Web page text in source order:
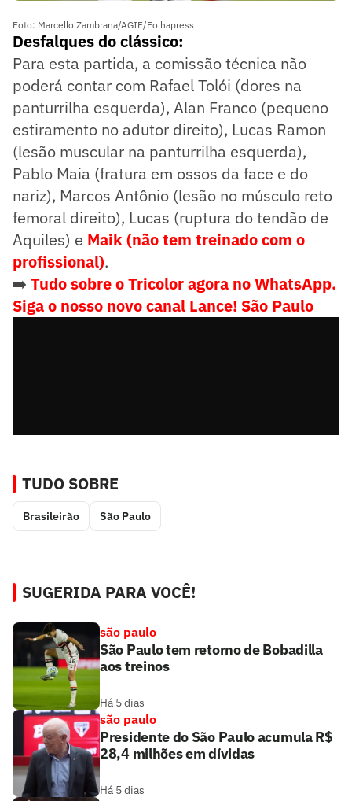
Foto: Marcello Zambrana/AGIF/Folhapress
Desfalques do clássico:
Para esta partida, a comissão técnica não
poderá contar com Rafael Tolói (dores na
panturrilha esquerda), Alan Franco (pequeno
estiramento no adutor direito), Lucas Ramon
(lesão muscular na panturrilha esquerda),
Pablo Maia (fratura em ossos da face e do
nariz), Marcos Antônio (lesão no músculo reto
femoral direito), Lucas (ruptura do tendão de
Aquiles) e Maik (não tem treinado com o
profissional).
➡️ Tudo sobre o Tricolor agora no WhatsApp.
Siga o nosso novo canal Lance! São Paulo
TUDO SOBRE
Brasileirão São Paulo
SUGERIDA PARA VOCÊ!
são paulo
São Paulo tem retorno de Bobadilla
aos treinos
Há 5 dias
são paulo
Presidente do São Paulo acumula R$
28,4 milhões em dívidas
Há 5 dias